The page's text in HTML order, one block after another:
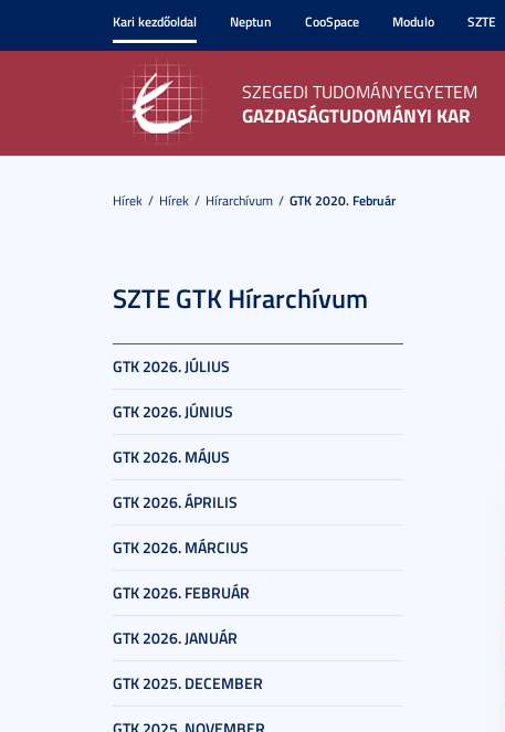
Kari kezdőoldal Neptun CooSpace Modulo SZTE
SZEGEDI TUDOMÁNYEGYETEM
GAZDASÁGTUDOMÁNYI KAR
Hírek Hírek Hírarchívum GTK 2020. Február
SZTE GTK Hírarchívum
GTK 2026. JÚLIUS
GTK 2026. JÚNIUS
GTK 2026. MÁJUS
GTK 2026. ÁPRILIS
GTK 2026. MÁRCIUS
GTK 2026. FEBRUÁR
GTK 2026. JANUÁR
GTK 2025. DECEMBER